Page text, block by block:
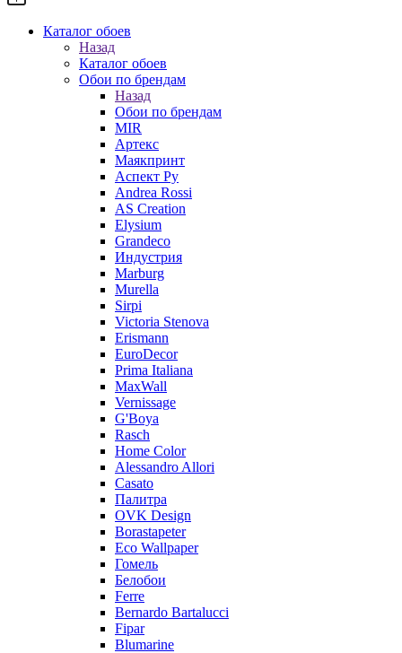
Каталог обоев
Назад
Каталог обоев
Обои по брендам
Назад
Обои по брендам
MIR
Артекс
Маякпринт
Аспект Ру
Andrea Rossi
AS Creation
Elysium
Grandeco
Индустрия
Marburg
Murella
Sirpi
Victoria Stenova
Erismann
EuroDecor
Prima Italiana
MaxWall
Vernissage
G'Boya
Rasch
Home Color
Alessandro Allori
Casato
Палитра
OVK Design
Borastapeter
Eco Wallpaper
Гомель
Белобои
Ferre
Bernardo Bartalucci
Fipar
Blumarine